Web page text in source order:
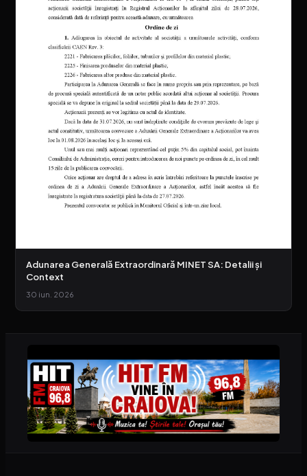
Adunarea Generală Extraordinară MINET SA: Detalii și
Context
30 iun. 2026